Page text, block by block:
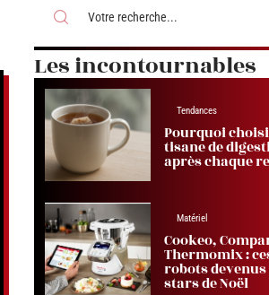
Les incontournables
Tendances
Pourquoi
tisane de
après chaque
Matériel
Cookeo,
Thermomix :
robots devenus
stars de Noël